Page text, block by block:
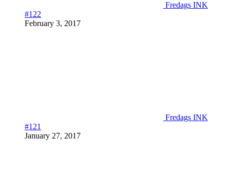
Fredags INK
#122
February 3, 2017
Fredags INK
#121
January 27, 2017